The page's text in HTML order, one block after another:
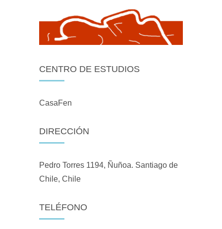
CENTRO DE ESTUDIOS
CasaFen
DIRECCIÓN
Pedro Torres 1194, Ñuñoa. Santiago de
Chile, Chile
TELÉFONO